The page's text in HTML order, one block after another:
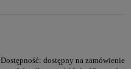
Dostępność: dostępny na zamówienie